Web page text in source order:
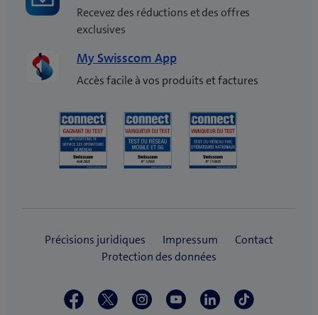
Recevez des réductions et des offres
exclusives
My Swisscom App
Accès facile à vos produits et factures